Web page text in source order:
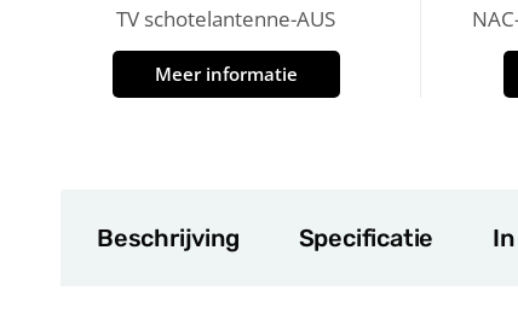
TV schotelantenne-AUS
Meer informatie
Beschrijving Specificatie